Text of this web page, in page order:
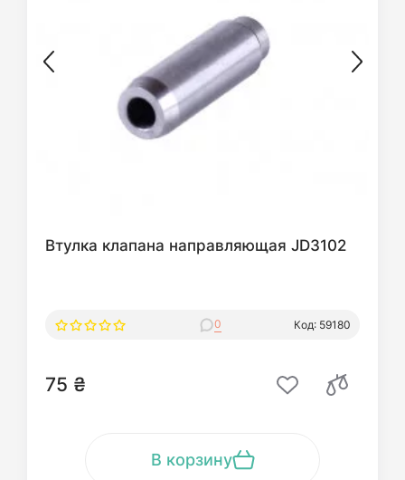
Втулка клапана направляющая JD3102
0 Код: 59180
75 ₴
В корзину